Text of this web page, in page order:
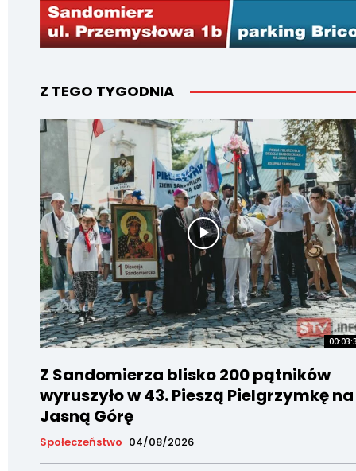
Z TEGO TYGODNIA
Z Sandomierza blisko 200 pątników
wyruszyło w 43. Pieszą Pielgrzymkę na
Jasną Górę
Społeczeństwo 04/08/2026